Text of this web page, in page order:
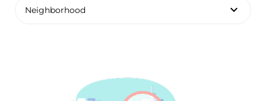
Neighborhood keyboard_arrow_down